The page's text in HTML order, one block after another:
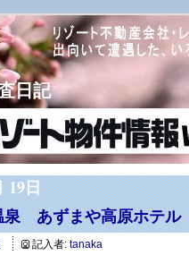
日記
19日
泉 あずまや高原ホテル
記入者: tanaka